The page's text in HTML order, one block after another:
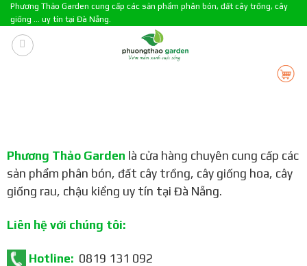
Skip
to
content
Phương Thảo Garden cung cấp các sản phẩm phân bón, đất cây trồng, cây
giống ... uy tín tại Đà Nẵng.
Phương Thảo Garden là cửa hàng chuyên cung cấp các
sản phẩm phân bón, đất cây trồng, cây giống hoa, cây
giống rau, chậu kiểng uy tín tại Đà Nẵng.
Liên hệ với chúng tôi:
Hotline:0819 131 092